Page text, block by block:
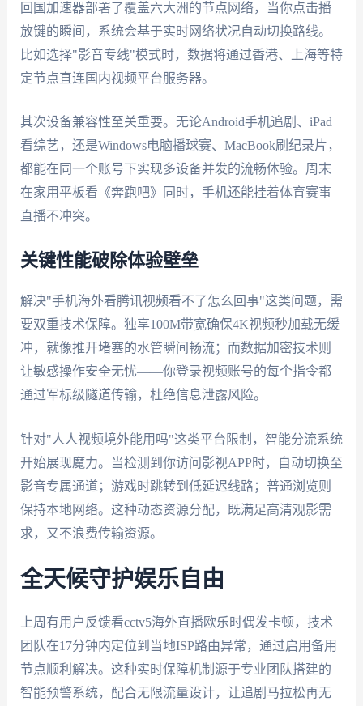
回国加速器部署了覆盖六大洲的节点网络，当你点击播
放键的瞬间，系统会基于实时网络状况自动切换路线。
比如选择"影音专线"模式时，数据将通过香港、上海等特
定节点直连国内视频平台服务器。
其次设备兼容性至关重要。无论Android手机追剧、iPad
看综艺，还是Windows电脑播球赛、MacBook刷纪录片，
都能在同一个账号下实现多设备并发的流畅体验。周末
在家用平板看《奔跑吧》同时，手机还能挂着体育赛事
直播不冲突。
关键性能破除体验壁垒
解决"手机海外看腾讯视频看不了怎么回事"这类问题，需
要双重技术保障。独享100M带宽确保4K视频秒加载无缓
冲，就像推开堵塞的水管瞬间畅流；而数据加密技术则
让敏感操作安全无忧——你登录视频账号的每个指令都
通过军标级隧道传输，杜绝信息泄露风险。
针对"人人视频境外能用吗"这类平台限制，智能分流系统
开始展现魔力。当检测到你访问影视APP时，自动切换至
影音专属通道；游戏时跳转到低延迟线路；普通浏览则
保持本地网络。这种动态资源分配，既满足高清观影需
求，又不浪费传输资源。
全天候守护娱乐自由
上周有用户反馈看cctv5海外直播欧乐时偶发卡顿，技术
团队在17分钟内定位到当地ISP路由异常，通过启用备用
节点顺利解决。这种实时保障机制源于专业团队搭建的
智能预警系统，配合无限流量设计，让追剧马拉松再无